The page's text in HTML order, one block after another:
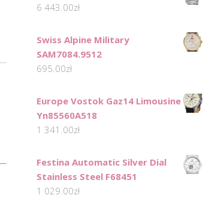
6 443.00zł
Swiss Alpine Military
SAM7084.9512
695.00zł
Europe Vostok Gaz14 Limousine
Yn85560A518
1 341.00zł
Festina Automatic Silver Dial
Stainless Steel F68451
1 029.00zł